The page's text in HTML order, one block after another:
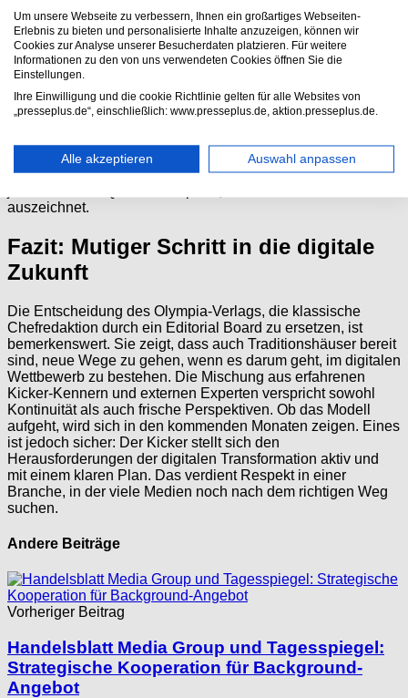
Teamstrukturen vor, während die Interimsleitung das
operative Geschäft weiterführt.
Die Neuaufstellung kommt zu einer Zeit, in der das Haus
auch personelle Veränderungen verkraften musste. Der
langjährige Vermarktungschef Martin Schumacher verließ
den Olympia-Verlag zum Jahresende 2025. Umso wichtiger
gleichzeitig Innovation zu schaffen. Die Branche beobachtet
gespannt, ob das neue Führungsmodell den Kicker
erfolgreich ins digitale Zeitalter führen kann, ohne die
auszeichnet.
Fazit: Mutiger Schritt in die digitale
Zukunft
Die Entscheidung des Olympia-Verlags, die klassische
Chefredaktion durch ein Editorial Board zu ersetzen, ist
bemerkenswert. Sie zeigt, dass auch Traditionshäuser bereit
sind, neue Wege zu gehen, wenn es darum geht, im digitalen
Wettbewerb zu bestehen. Die Mischung aus erfahrenen
Kicker-Kennern und externen Experten verspricht sowohl
Kontinuität als auch frische Perspektiven. Ob das Modell
aufgeht, wird sich in den kommenden Monaten zeigen. Eines
ist jedoch sicher: Der Kicker stellt sich den
Herausforderungen der digitalen Transformation aktiv und
mit einem klaren Plan. Das verdient Respekt in einer
Branche, in der viele Medien noch nach dem richtigen Weg
suchen.
Andere Beiträge
Vorheriger Beitrag
Handelsblatt Media Group und Tagesspiegel:
Strategische Kooperation für Background-
Angebot
Um unsere Webseite zu verbessern, Ihnen ein großartiges Webseiten-
Erlebnis zu bieten und personalisierte Inhalte anzuzeigen, können wir
Cookies zur Analyse unserer Besucherdaten platzieren. Für weitere
Informationen zu den von uns verwendeten Cookies öffnen Sie die
Einstellungen.
Ihre Einwilligung und die cookie Richtlinie gelten für alle Websites von
„presseplus.de“, einschließlich: www.presseplus.de, aktion.presseplus.de.
Alle akzeptieren Auswahl anpassen